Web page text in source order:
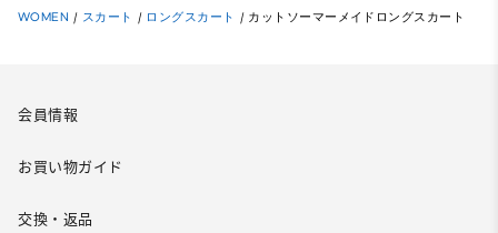
WOMEN / スカート / ロングスカート / カットソーマーメイドロングスカート
会員情報
お買い物ガイド
交換・返品